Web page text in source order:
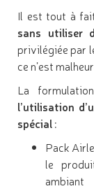
Il est tout à
sans utiliser
privilégiée par
ce n’est
La
l’utilisation
spécial:
Pack
le
ambiant